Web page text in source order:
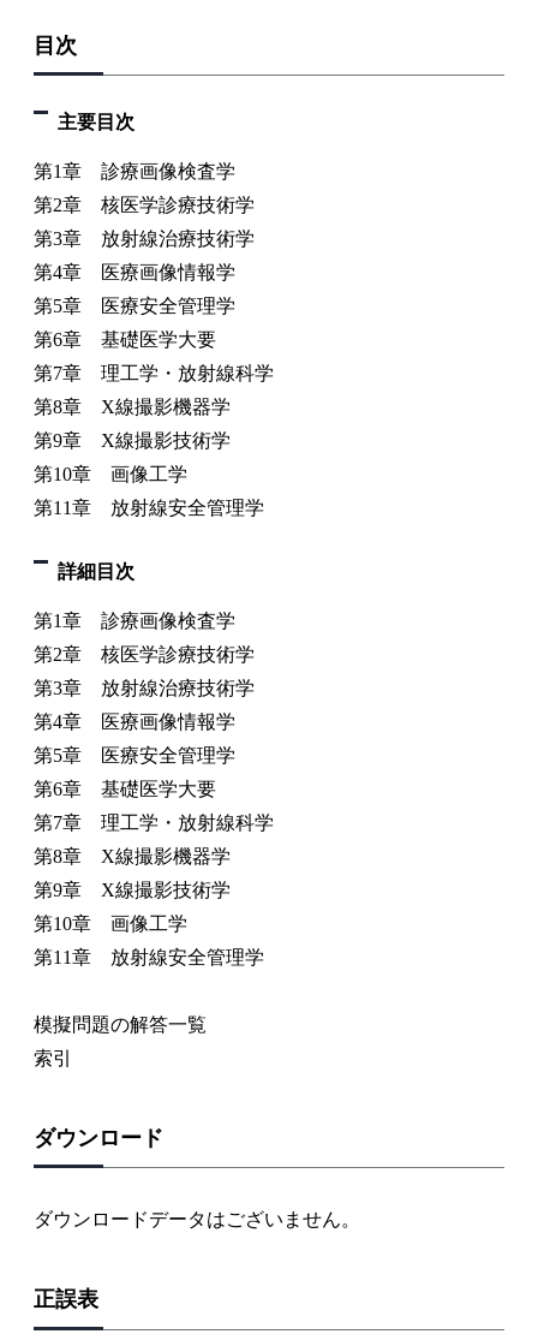
目次
主要目次
第1章 診療画像検査学
第2章 核医学診療技術学
第3章 放射線治療技術学
第4章 医療画像情報学
第5章 医療安全管理学
第6章 基礎医学大要
第7章 理工学・放射線科学
第8章 X線撮影機器学
第9章 X線撮影技術学
第10章 画像工学
第11章 放射線安全管理学
詳細目次
第1章 診療画像検査学
第2章 核医学診療技術学
第3章 放射線治療技術学
第4章 医療画像情報学
第5章 医療安全管理学
第6章 基礎医学大要
第7章 理工学・放射線科学
第8章 X線撮影機器学
第9章 X線撮影技術学
第10章 画像工学
第11章 放射線安全管理学
模擬問題の解答一覧
索引
ダウンロード
ダウンロードデータはございません。
正誤表